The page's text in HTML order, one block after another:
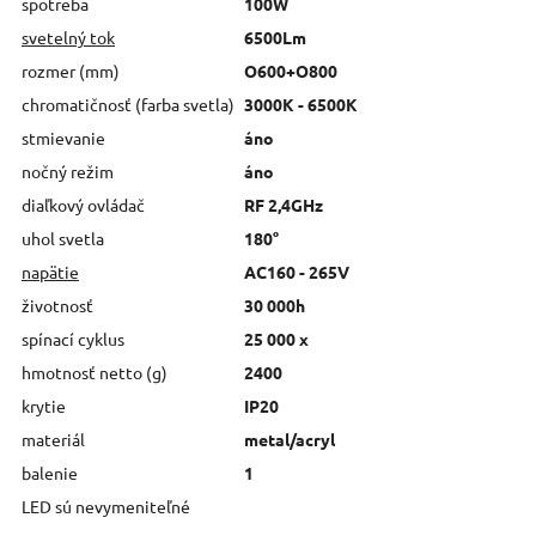
svetelný tok
6500Lm
rozmer (mm)
O600+O800
chromatičnosť (farba svetla) 3000K - 6500K
stmievanie
áno
nočný režim
áno
diaľkový ovládač
RF 2,4GHz
uhol svetla
180°
napätie
AC160 - 265V
životnosť
30 000h
spínací cyklus
25 000 x
hmotnosť netto (g)
2400
krytie
IP20
materiál
metal/acryl
balenie
1
LED sú nevymeniteľné